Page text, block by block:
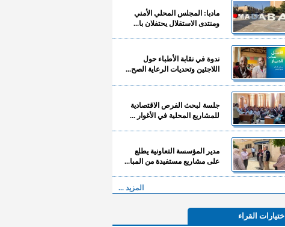
مادبا: المجلس المحلي الأمني
ومنتدى الاستقلال يحتفلان با...
ندوة في نقابة الأطباء حول
اللاجئين وتحديات الرعاية الصح...
جلسة لبحث الفرص الاقتصادية
للمشاريع المحلية في الأغوار ...
مدير المؤسسة التعاونية يطلع
على مشاريع مستفيدة من المبا...
المزيد ...
اختيارات القراء